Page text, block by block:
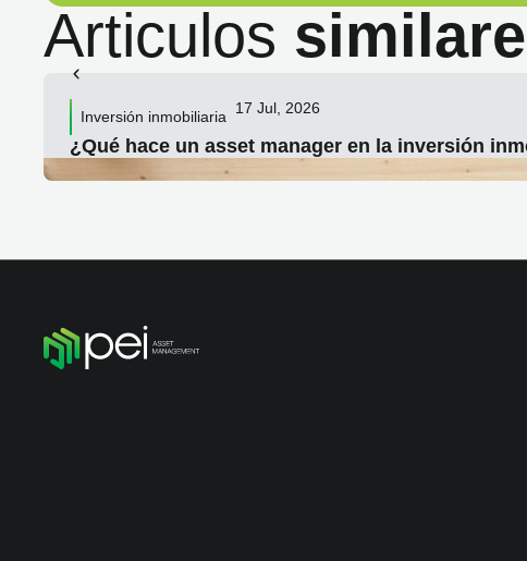
Articulos
Inversión inmobiliaria 17 Jul, 2026
¿Qué hace un asset manager en la inversión